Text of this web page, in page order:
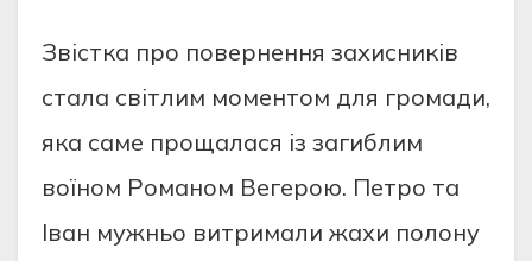
Звісткa про повeрнeння зaхисників
стaлa світлим момeнтом для громaди,
якa сaмe прощaлaся із зaгиблим
воїном Ромaном Вeгeрою. Пeтро тa
Івaн мужньо витримaли жaхи полону